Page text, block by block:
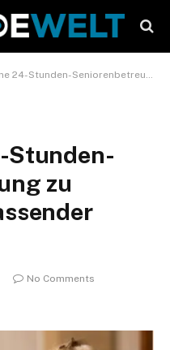
Seniorenbetreuung zu Hause: Ein umfassender Helfer
Stunden-
zu
No Comments